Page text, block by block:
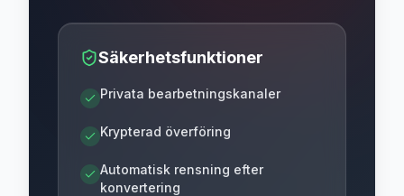
Säkerhetsfunktioner
Privata bearbetningskanaler
Krypterad överföring
Automatisk rensning efter
konvertering